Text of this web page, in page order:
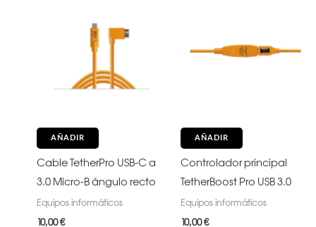
AÑADIR
Cable TetherPro USB-C a
3.0 Micro-B ángulo recto
Equipos informáticos
10,00€
AÑADIR
Controlador principal
TetherBoost Pro USB 3.0
Equipos informáticos
10,00€